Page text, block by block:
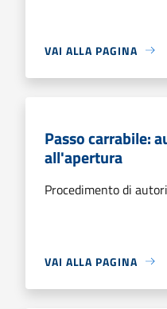
VAI ALLA PAGINA
Passo carrabile:
all'apertura
Procedimento di
VAI ALLA PAGINA